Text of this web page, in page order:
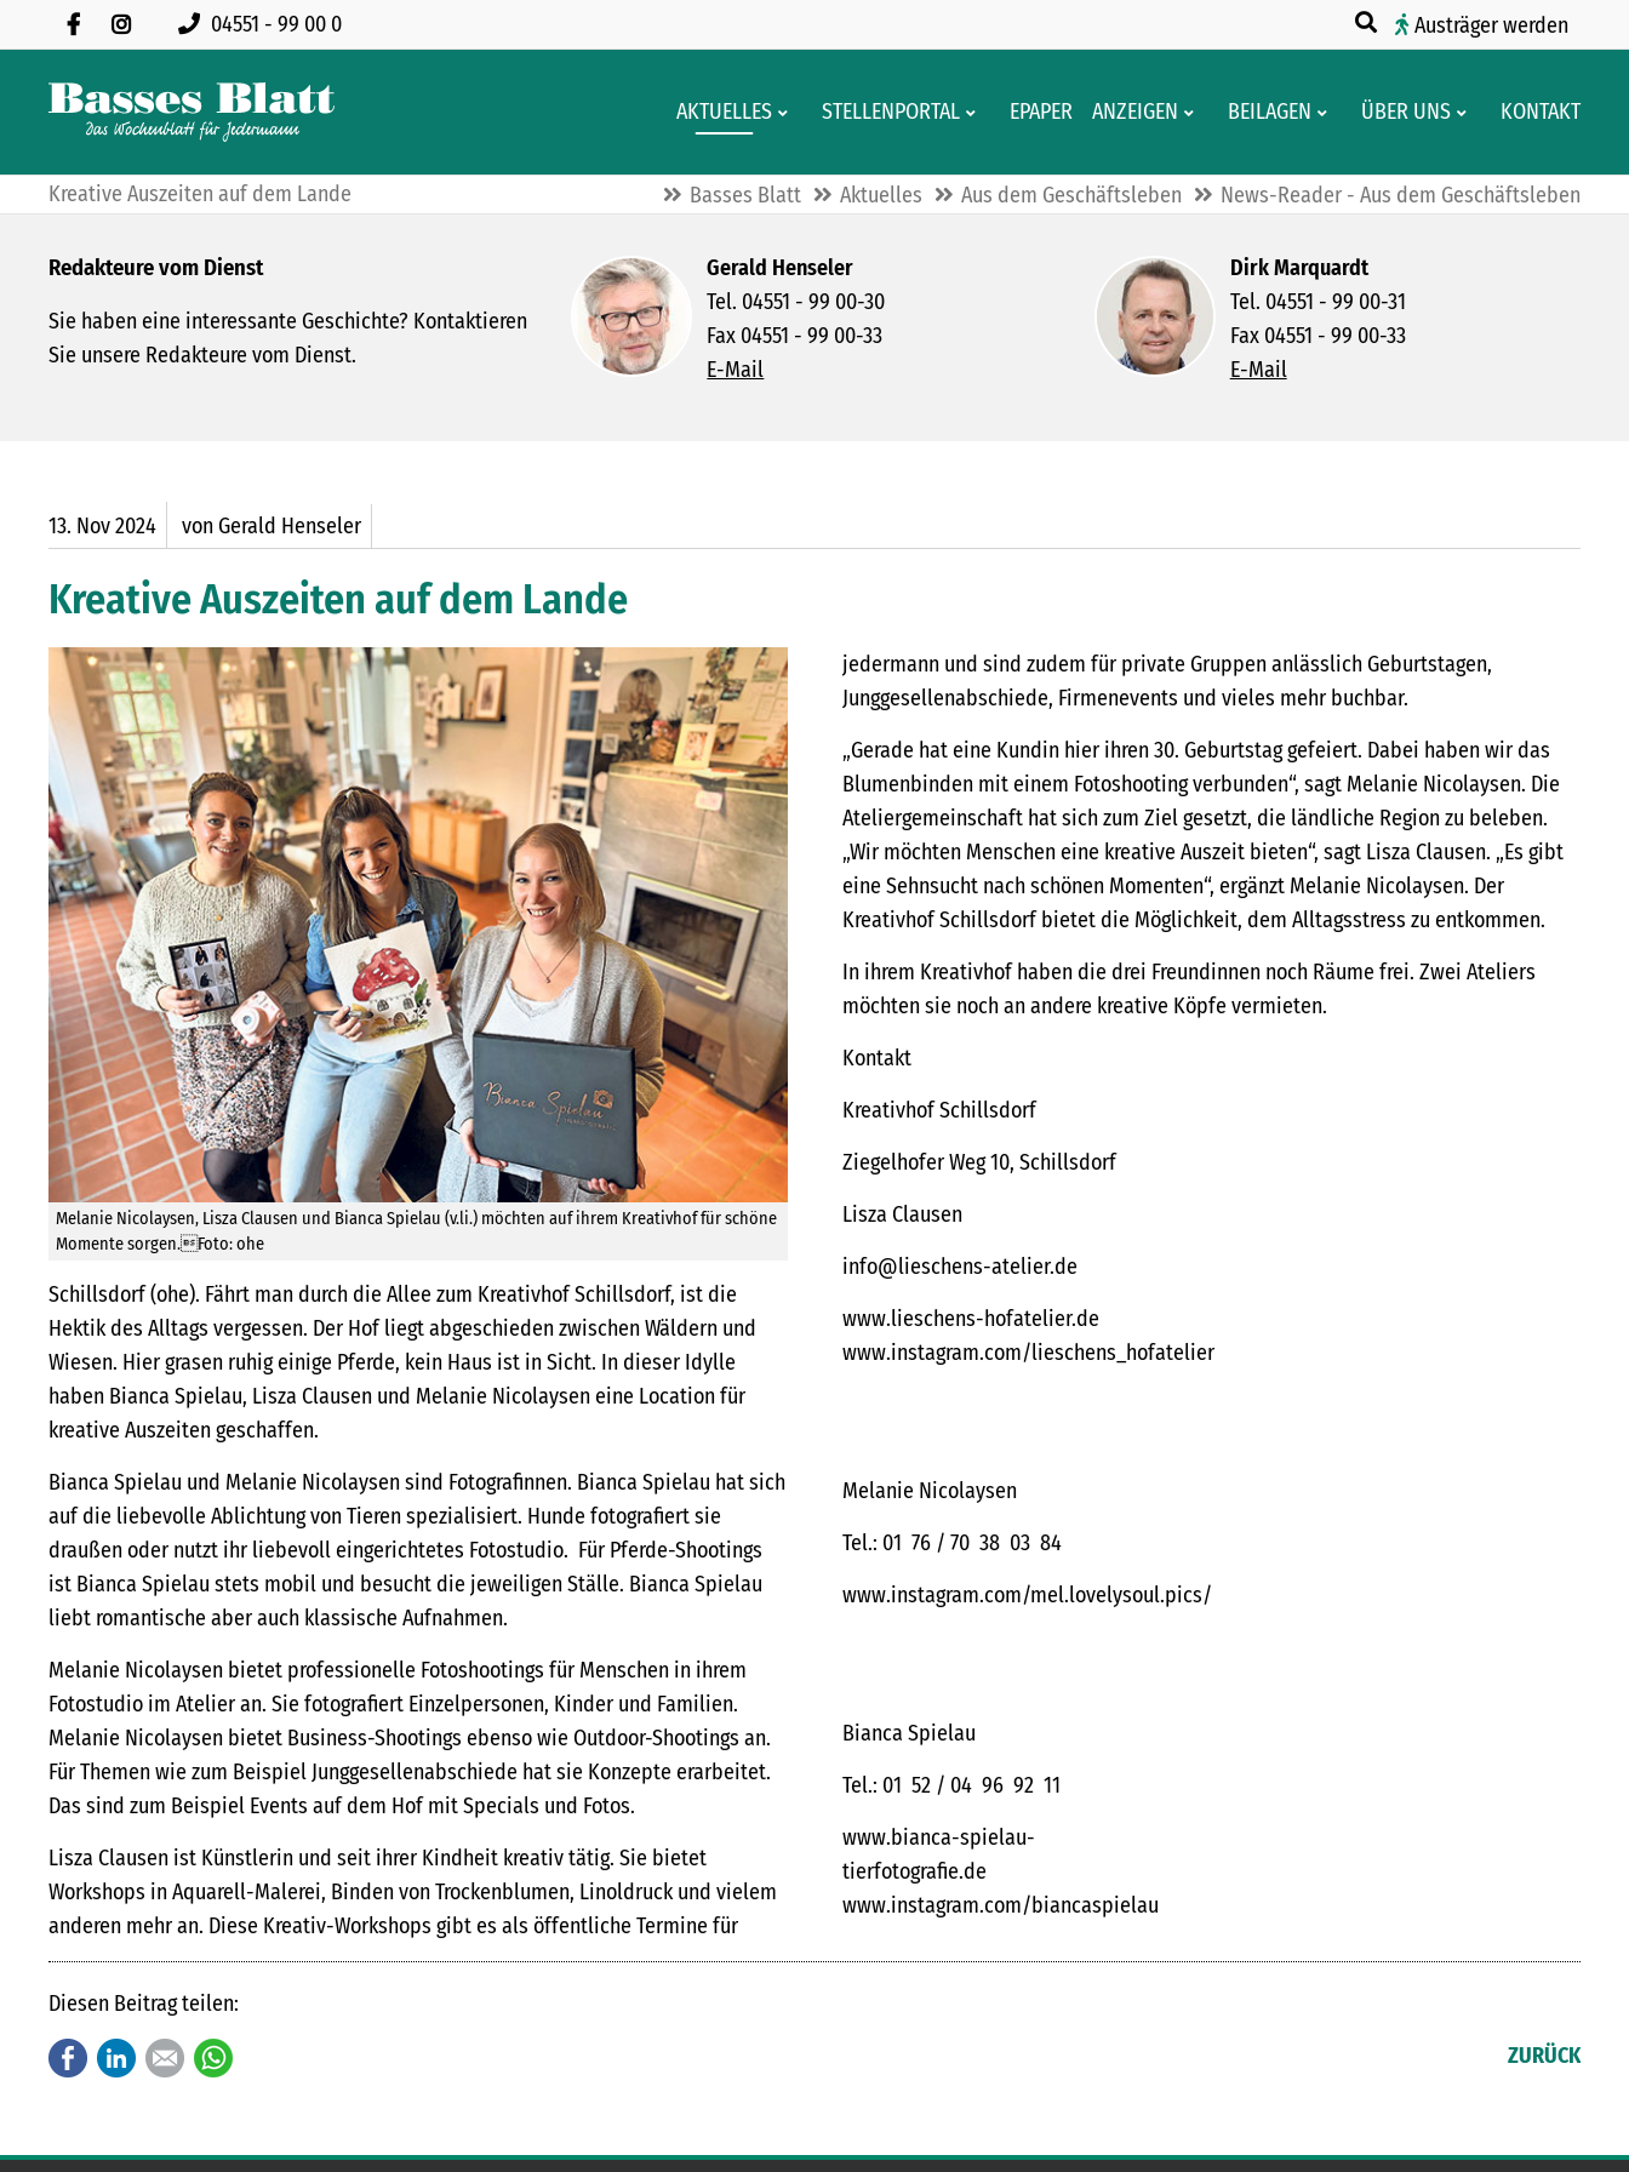
04551 - 99 00 0 Austräger werden
AKTUELLES STELLENPORTAL EPAPER ANZEIGEN BEILAGEN ÜBER UNS KONTAKT
Kreative Auszeiten auf dem Lande Basses Blatt Aktuelles Aus dem Geschäftsleben News-Reader - Aus dem Geschäftsleben
Redakteure vom Dienst
Sie haben eine interessante Geschichte? Kontaktieren
Sie unsere Redakteure vom Dienst.
Gerald Henseler
Tel. 04551 - 99 00-30
Fax 04551 - 99 00-33
E-Mail
Dirk Marquardt
Tel. 04551 - 99 00-31
Fax 04551 - 99 00-33
E-Mail
13. Nov2024 von Gerald Henseler
Kreative Auszeiten auf dem Lande
Melanie Nicolaysen, Lisza Clausen und Bianca Spielau (v.li.) möchten auf ihrem Kreativhof für schöne
Momente sorgen.Foto: ohe
Schillsdorf (ohe). Fährt man durch die Allee zum Kreativhof Schillsdorf, ist die
Hektik des Alltags vergessen. Der Hof liegt abgeschieden zwischen Wäldern und
Wiesen. Hier grasen ruhig einige Pferde, kein Haus ist in Sicht. In dieser Idylle
haben Bianca Spielau, Lisza Clausen und Melanie Nicolaysen eine Location für
kreative Auszeiten geschaffen.
Bianca Spielau und Melanie Nicolaysen sind Fotografinnen. Bianca Spielau hat sich
auf die liebevolle Ablichtung von Tieren spezialisiert. Hunde fotografiert sie
draußen oder nutzt ihr liebevoll eingerichtetes Fotostudio. Für Pferde-Shootings
ist Bianca Spielau stets mobil und besucht die jeweiligen Ställe. Bianca Spielau
liebt romantische aber auch klassische Aufnahmen.
Melanie Nicolaysen bietet professionelle Fotoshootings für Menschen in ihrem
Fotostudio im Atelier an. Sie fotografiert Einzelpersonen, Kinder und Familien.
Melanie Nicolaysen bietet Business-Shootings ebenso wie Outdoor-Shootings an.
Für Themen wie zum Beispiel Junggesellenabschiede hat sie Konzepte erarbeitet.
Das sind zum Beispiel Events auf dem Hof mit Specials und Fotos.
Lisza Clausen ist Künstlerin und seit ihrer Kindheit kreativ tätig. Sie bietet
Workshops in Aquarell-Malerei, Binden von Trockenblumen, Linoldruck und vielem
anderen mehr an. Diese Kreativ-Workshops gibt es als öffentliche Termine für
jedermann und sind zudem für private Gruppen anlässlich Geburtstagen,
Junggesellenabschiede, Firmenevents und vieles mehr buchbar.
„Gerade hat eine Kundin hier ihren 30. Geburtstag gefeiert. Dabei haben wir das
Blumenbinden mit einem Fotoshooting verbunden“, sagt Melanie Nicolaysen. Die
Ateliergemeinschaft hat sich zum Ziel gesetzt, die ländliche Region zu beleben.
„Wir möchten Menschen eine kreative Auszeit bieten“, sagt Lisza Clausen. „Es gibt
eine Sehnsucht nach schönen Momenten“, ergänzt Melanie Nicolaysen. Der
Kreativhof Schillsdorf bietet die Möglichkeit, dem Alltagsstress zu entkommen.
In ihrem Kreativhof haben die drei Freundinnen noch Räume frei. Zwei Ateliers
möchten sie noch an andere kreative Köpfe vermieten.
Kontakt
Kreativhof Schillsdorf
Ziegelhofer Weg 10, Schillsdorf
Lisza Clausen
info@lieschens-atelier.de
www.lieschens-hofatelier.de
www.instagram.com/lieschens_hofatelier
Melanie Nicolaysen
Tel.: 01 76 / 70 38 03 84
www.instagram.com/mel.lovelysoul.pics/
Bianca Spielau
Tel.: 01 52 / 04 96 92 11
www.bianca-spielau-
tierfotografie.de
www.instagram.com/biancaspielau
Diesen Beitrag teilen:
FacebookLinkedInE-mail ZURÜCK